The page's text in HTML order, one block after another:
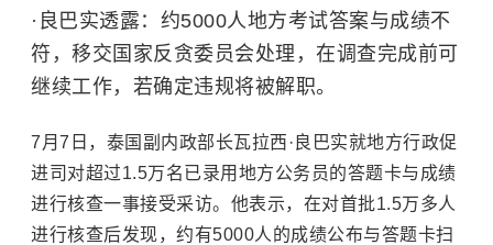
·良巴实透露：约5000人地方考试答案与成绩不
符，移交国家反贪委员会处理，在调查完成前可
继续工作，若确定违规将被解职。
7月7日，泰国副内政部长瓦拉西·良巴实就地方行政促
进司对超过1.5万名已录用地方公务员的答题卡与成绩
进行核查一事接受采访。他表示，在对首批1.5万多人
进行核查后发现，约有5000人的成绩公布与答题卡扫